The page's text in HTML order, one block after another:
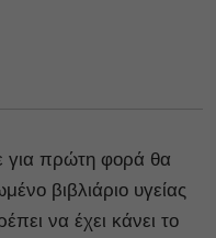
για πρώτη φορά θα
βιβλιάριο υγείας
να έχει κάνει το